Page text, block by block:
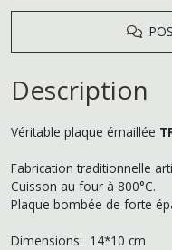
Description
Véritable plaque émaillée
Fabrication traditionnelle
Cuisson au four à 800°C.
Plaque bombée de forte
Dimensions: 14*10 cm